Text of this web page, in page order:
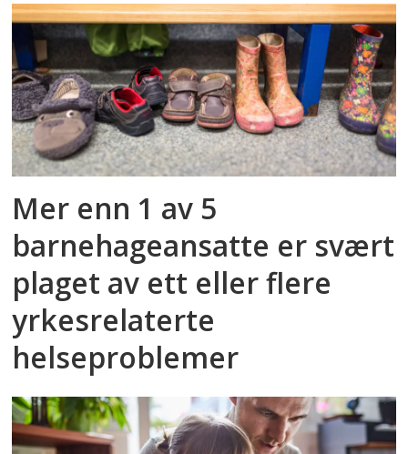
Mer enn 1 av 5
barnehageansatte er svært
plaget av ett eller flere
yrkesrelaterte
helseproblemer